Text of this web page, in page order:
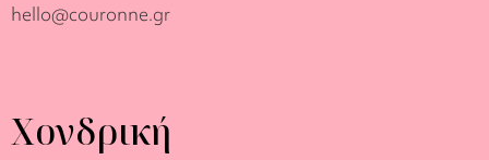
hello@couronne.gr
Χονδρική